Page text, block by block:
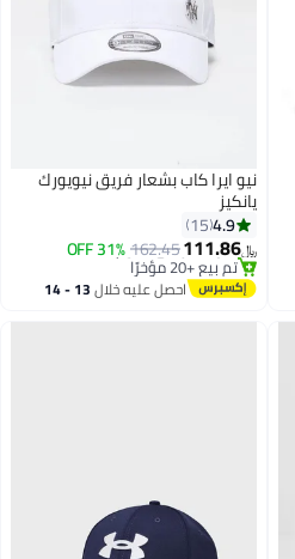
نيو ايرا كاب بشعار فريق نيويورك
يانكيز
4.9
15
﷼‏111.86
162.45
31% OFF
#46 في قبعات البيسبول النسائية
أقل سعر في 7 يوم
تم بيع +20 مؤخرًا
احصل عليه خلال 13 - 14